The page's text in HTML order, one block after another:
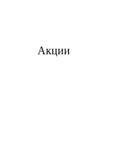
Акции